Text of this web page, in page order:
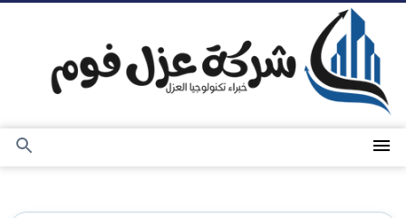
المحتوى
القائمة
بحث